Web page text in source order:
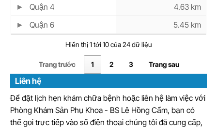
Quận 4
4.63 km
Quận 6
5.45 km
Hiển thị 1 tới 10 của 24 dữ liệu
Trang trước 1 2 3 Trang sau
Liên hệ
Để đặt lịch hẹn khám chữa bệnh hoặc liên hệ làm việc với
Phòng Khám Sản Phụ Khoa - BS Lê Hồng Cẩm, bạn có
thể gọi trực tiếp vào số điện thoại chúng tôi đã cung cấp,